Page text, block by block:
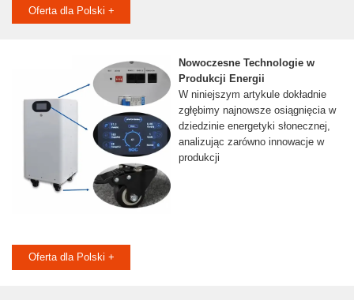
Oferta dla Polski +
Nowoczesne Technologie w
Produkcji Energii
W niniejszym artykule dokładnie
zgłębimy najnowsze osiągnięcia w
dziedzinie energetyki słonecznej,
analizując zarówno innowacje w
produkcji
Oferta dla Polski +